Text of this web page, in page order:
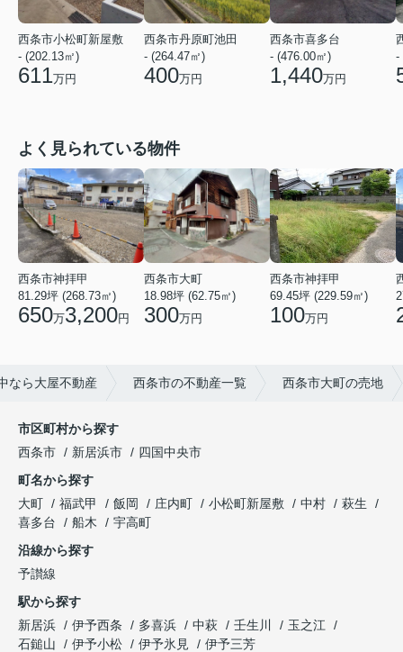
西条市小松町新屋敷
- (202.13㎡)
611万円
西条市丹原町池田
- (264.47㎡)
400万円
西条市喜多台
- (476.00㎡)
1,440万円
-
よく見られている物件
西条市神拝甲
81.29坪 (268.73㎡)
650万3,200円
西条市大町
18.98坪 (62.75㎡)
300万円
西条市神拝甲
69.45坪 (229.59㎡)
100万円
なら大屋不動産 西条市の不動産一覧 西条市大町の売地
市区町村から探す
西条市
新居浜市
四国中央市
町名から探す
大町
福武甲 飯岡 庄内町 小松町新屋敷 中村
萩生
喜多台
船木
宇高町
沿線から探す
予讃線
駅から探す
新居浜
伊予西条 多喜浜 中萩 壬生川
玉之江
石鎚山
伊予小松 伊予氷見 伊予三芳